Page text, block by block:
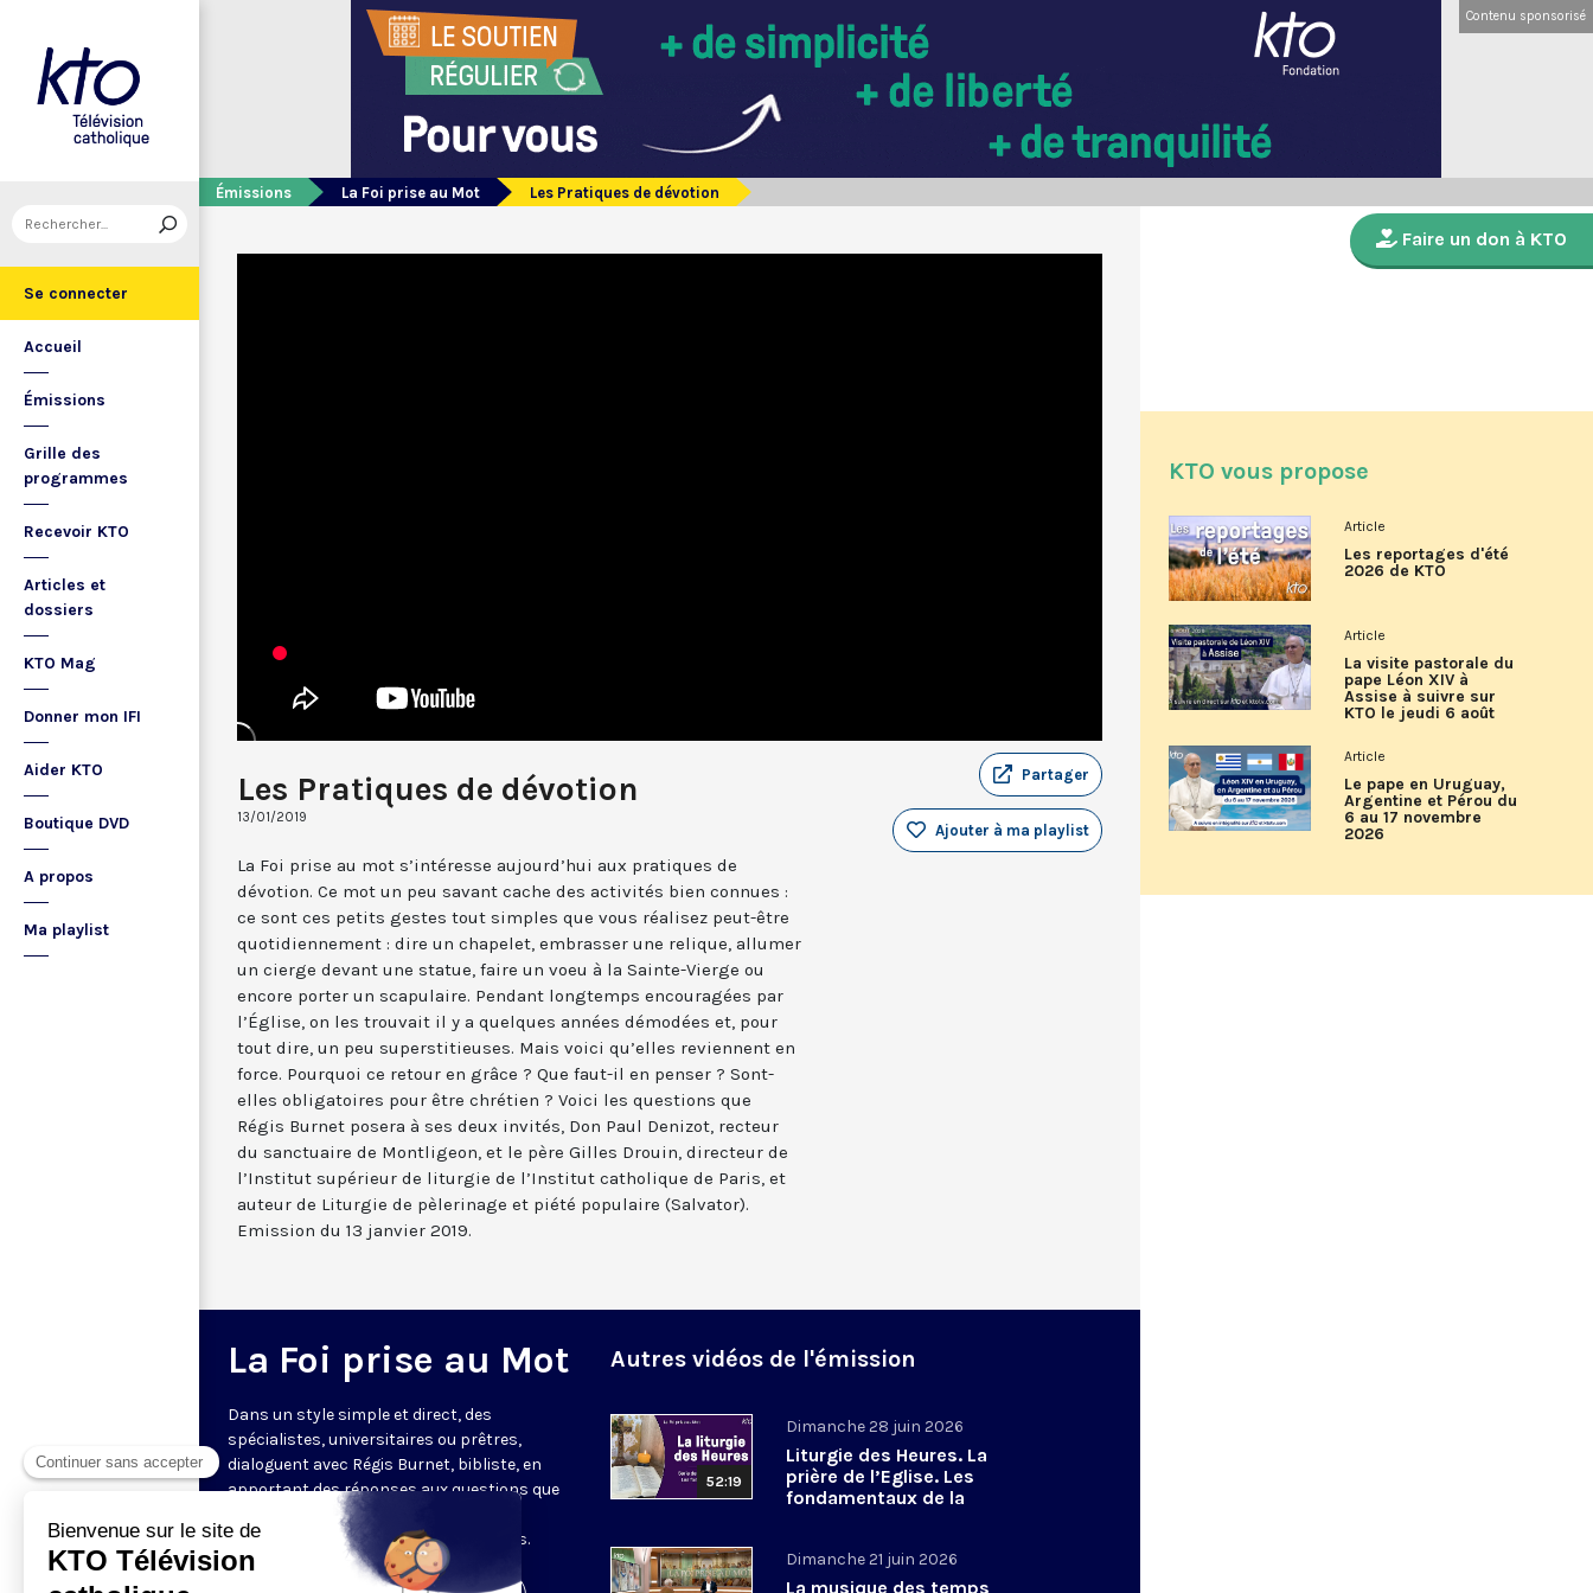
Se connecter
Accueil
Émissions
Grille des
programmes
Recevoir KTO
Articles et
dossiers
KTO Mag
Donner mon IFI
Aider KTO
Boutique DVD
A propos
Ma playlist
Contenu sponsorisé
Émissions La Foi prise au Mot Les Pratiques de dévotion
Les Pratiques de dévotion
13/01/2019
Partager
Ajouter à ma playlist
La Foi prise au mot s’intéresse aujourd’hui aux pratiques de
dévotion. Ce mot un peu savant cache des activités bien connues :
ce sont ces petits gestes tout simples que vous réalisez peut-être
quotidiennement : dire un chapelet, embrasser une relique, allumer
un cierge devant une statue, faire un voeu à la Sainte-Vierge ou
encore porter un scapulaire. Pendant longtemps encouragées par
l’Église, on les trouvait il y a quelques années démodées et, pour
tout dire, un peu superstitieuses. Mais voici qu’elles reviennent en
force. Pourquoi ce retour en grâce ? Que faut-il en penser ? Sont-
elles obligatoires pour être chrétien ? Voici les questions que
Régis Burnet posera à ses deux invités, Don Paul Denizot, recteur
du sanctuaire de Montligeon, et le père Gilles Drouin, directeur de
l’Institut supérieur de liturgie de l’Institut catholique de Paris, et
auteur de Liturgie de pèlerinage et piété populaire (Salvator).
Emission du 13 janvier 2019.
La Foi prise au Mot
Dans un style simple et direct, des
spécialistes, universitaires ou prêtres,
dialoguent avec Régis Burnet, bibliste, en
apportant des réponses aux questions que
nous pouvons nous poser sur la foi, la
liturgie, de grandes figures chrétiennes.
Autres vidéos de l'émission
52:19
Dimanche 28 juin 2026
Liturgie des Heures. La
prière de l’Eglise. Les
fondamentaux de la
Dimanche 21 juin 2026
La musique des temps
Faire un don à KTO
KTO vous propose
Article
Les reportages d'été
2026 de KTO
Article
La visite pastorale du
pape Léon XIV à
Assise à suivre sur
KTO le jeudi 6 août
Article
Le pape en Uruguay,
Argentine et Pérou du
6 au 17 novembre
2026